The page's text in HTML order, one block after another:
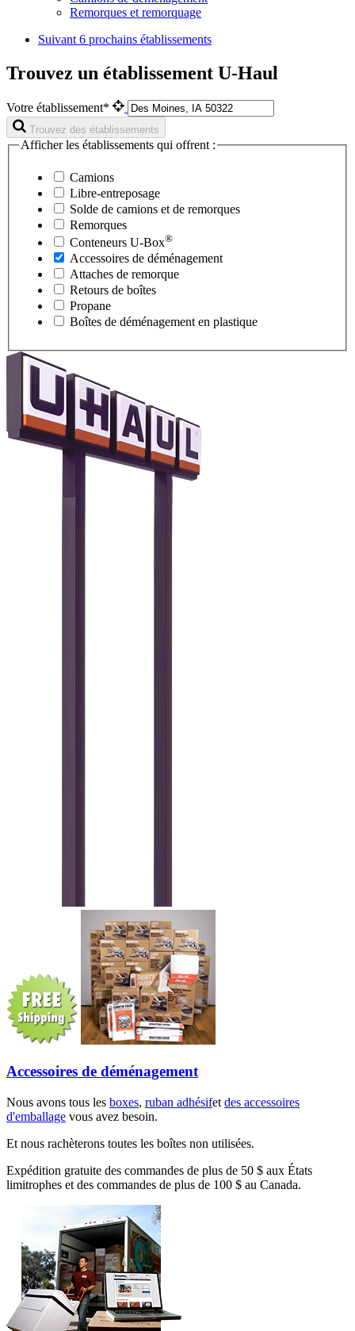
Remorques et remorquage
Suivant 6 prochains établissements
Trouvez un établissement U-Haul
Votre établissement*
Trouvez des établissements
Afficher les établissements qui offrent :
Camions
Libre-entreposage
Solde de camions et de remorques
Remorques
Conteneurs U-Box®
Accessoires de déménagement
Attaches de remorque
Retours de boîtes
Propane
Boîtes de déménagement en plastique
Accessoires de déménagement
Nous avons tous les boxes, ruban adhésifet des accessoires
d'emballage vous avez besoin.
Et nous rachèterons toutes les boîtes non utilisées.
Expédition gratuite des commandes de plus de 50 $ aux États
limitrophes et des commandes de plus de 100 $ au Canada.